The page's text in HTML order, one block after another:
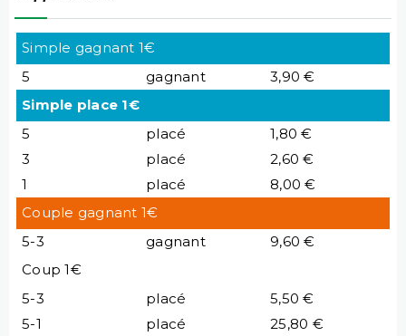
Simple gagnant 1€
5
gagnant
3,90 €
Simple place 1€
5
placé
1,80 €
3
placé
2,60 €
1
placé
8,00 €
Couple gagnant 1€
5-3
gagnant
9,60 €
Coup 1€
5-3
placé
5,50 €
5-1
placé 25,80 €